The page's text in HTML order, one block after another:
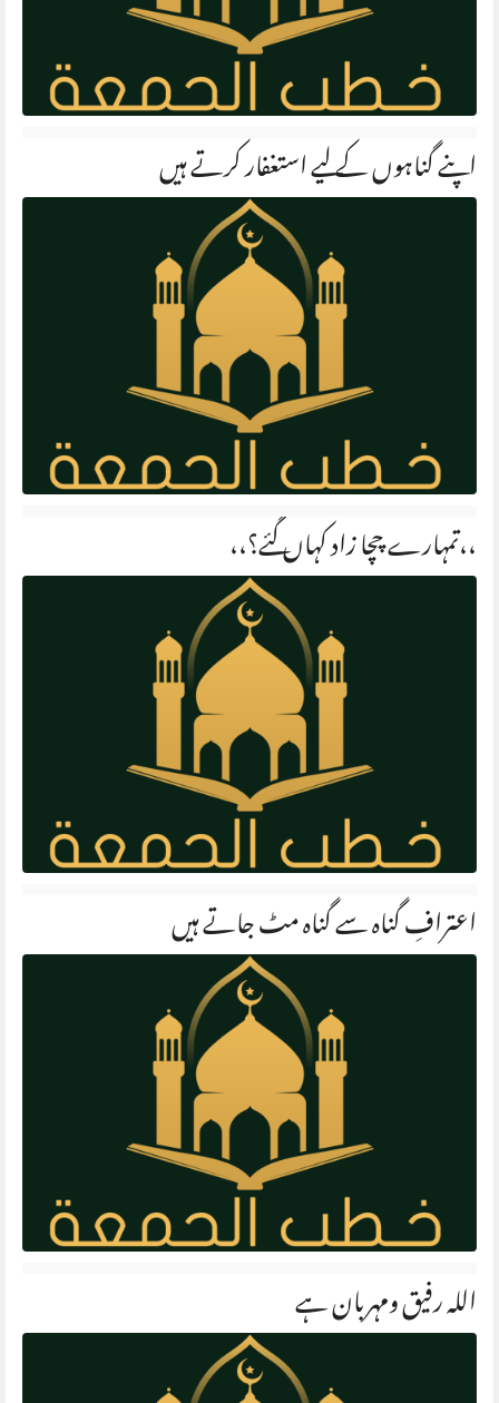
اپنے گناہوں کے لیے استغفار کرتے ہیں
،،تمہارے چچا زاد کہاں گئے؟،،
اعترافِ گناہ سے گناہ مٹ جاتے ہیں
اللہ رفیق ومہربان ہے